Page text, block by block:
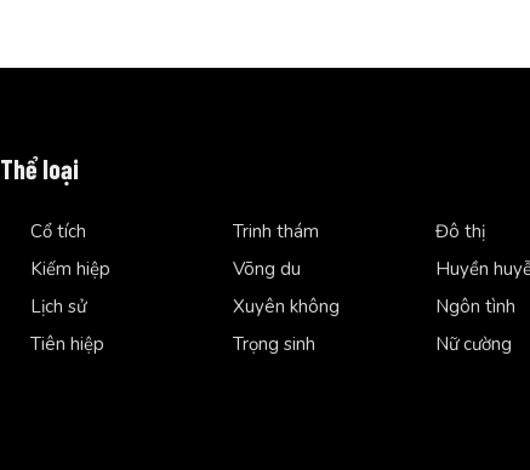
Thể loại
Cổ tích
Kiếm hiệp
Lịch sử
Tiên hiệp
Trinh thám
Võng du
Xuyên không
Trọng sinh
Đô thị
Huyền
Ngôn tình
Nữ cường